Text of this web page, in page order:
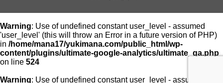
Warning: Use of undefined constant user_level - assumed
'user_level' (this will throw an Error in a future version of PHP)
in /home/mana17/yukimana.com/public_html/wp-
content/plugins/ultimate-google-analytics/ultimate_ga.php
on line 524
Warning: Use of undefined constant user_level - assumed